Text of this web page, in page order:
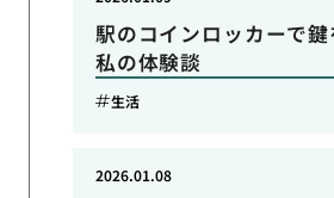
駅のコインロッカーで
私の体験談
生活
2026.01.08